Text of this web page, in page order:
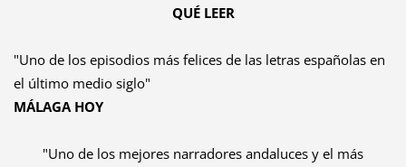
QUÉ LEER
"Uno de los episodios más felices de las letras españolas en
el último medio siglo"
MÁLAGA HOY
"Uno de los mejores narradores andaluces y el más